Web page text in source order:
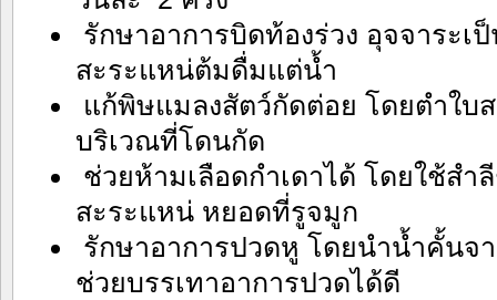
รักษาอาการบิดท้องร่วง อุจจาระเ
สะระแหน่ต้มดื่มแต่น้ำ
แก้พิษแมลงสัตว์กัดต่อย โดยตำใบ
บริเวณที่โดนกัด
ช่วยห้ามเลือดกำเดาได้ โดยใช้ส
สะระแหน่ หยอดที่รูจมูก
รักษาอาการปวดหู โดยนำน้ำคั้นจ
ช่วยบรรเทาอาการปวดได้ดี